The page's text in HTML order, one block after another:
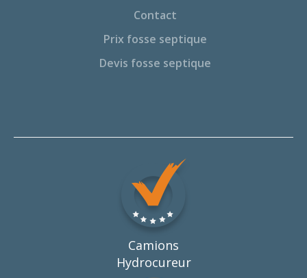
Contact
Prix fosse septique
Devis fosse septique
Camions
Hydrocureur